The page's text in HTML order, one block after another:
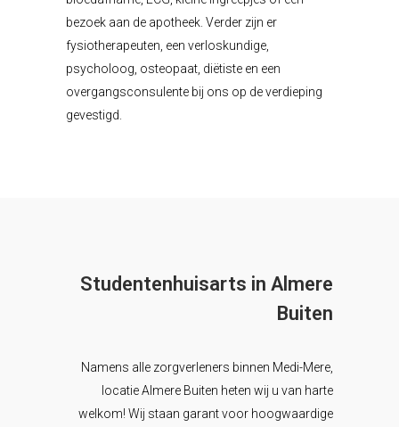
bezoek aan de apotheek. Verder zijn er
fysiotherapeuten, een verloskundige,
psycholoog, osteopaat, diëtiste en een
overgangsconsulente bij ons op de verdieping
gevestigd.
Studentenhuisarts in Almere
Buiten
Namens alle zorgverleners binnen Medi-Mere,
locatie Almere Buiten heten wij u van harte
welkom! Wij staan garant voor hoogwaardige